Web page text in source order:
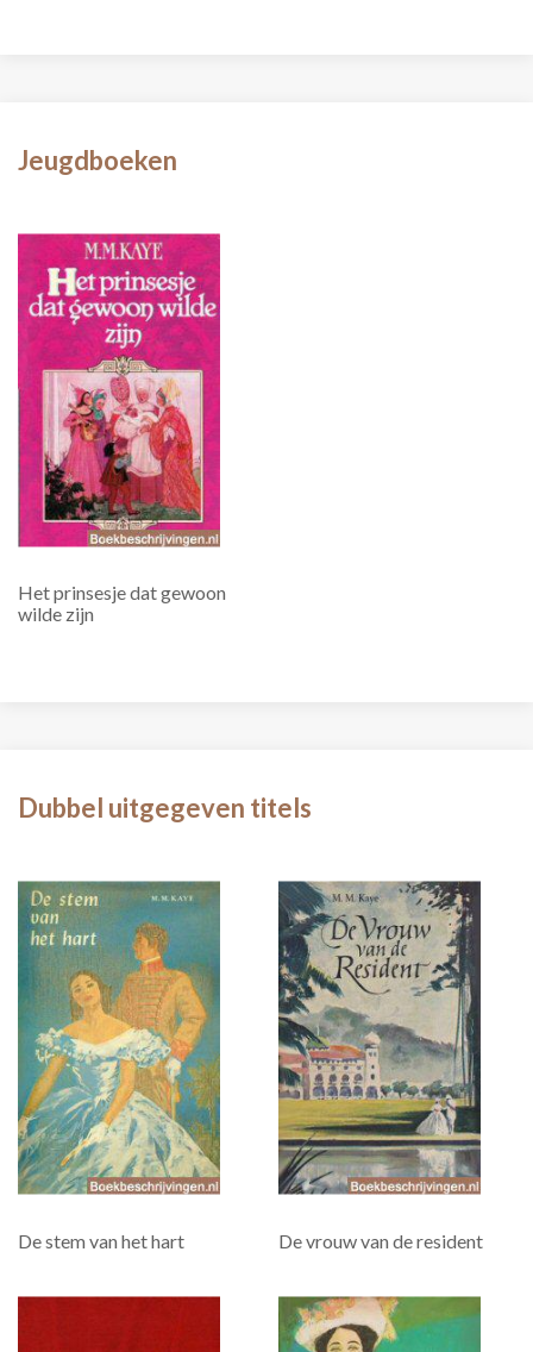
Jeugdboeken
Het prinsesje dat gewoon
wilde zijn
Dubbel uitgegeven titels
De stem van het hart De vrouw van de resident